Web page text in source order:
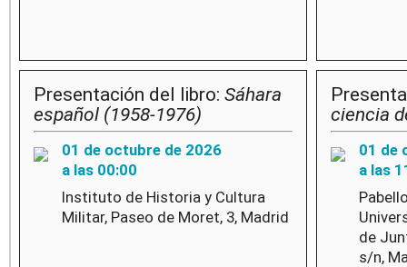
Presentación del libro: Sáhara
español (1958-1976)
01 de octubre de 2026
a las 00:00
Instituto de Historia y Cultura
Militar, Paseo de Moret, 3, Madrid
ciencia
01 de
a las
de
s/n,